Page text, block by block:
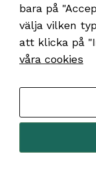
vägval
bara på
välja vilken
att klicka på
våra cookies